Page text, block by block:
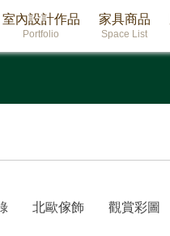
室內設計作品
Portfolio
家具商品
Space List
北歐傢飾 觀賞彩圖